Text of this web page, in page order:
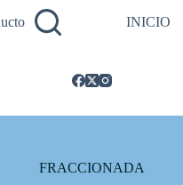
INICIO
FRACCIONADA